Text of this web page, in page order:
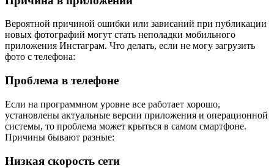
Вероятной причиной ошибки или зависаний при публикации
новых фотографий могут стать неполадки мобильного
приложения Инстаграм. Что делать, если не могу загрузить
фото с телефона:
Проблема в телефоне
Если на программном уровне все работает хорошо,
установлены актуальные версии приложения и операционной
системы, то проблема может крыться в самом смартфоне.
Причины бывают разные:
Низкая скорость сети